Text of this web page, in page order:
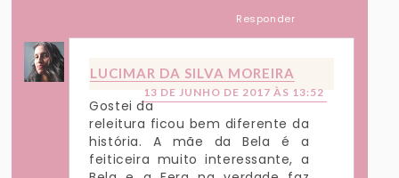
Responder
LUCIMAR DA SILVA MOREIRA
13 DE JUNHO DE 2017 ÀS 13:52
Gostei da
releitura ficou bem diferente da
história. A mãe da Bela é a
feiticeira muito interessante, a